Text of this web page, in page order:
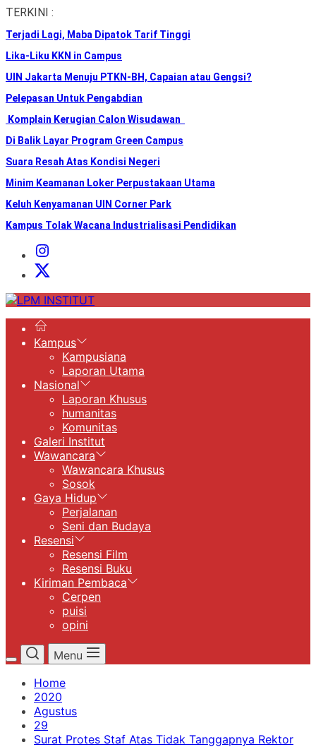
Skip
the
content
TERKINI :
Terjadi Lagi, Maba Dipatok Tarif Tinggi
Lika-Liku KKN in Campus
UIN Jakarta Menuju PTKN-BH, Capaian atau Gengsi?
Pelepasan Untuk Pengabdian
Komplain Kerugian Calon Wisudawan
Di Balik Layar Program Green Campus
Suara Resah Atas Kondisi Negeri
Minim Keamanan Loker Perpustakaan Utama
Keluh Kenyamanan UIN Corner Park
Kampus Tolak Wacana Industrialisasi Pendidikan
Instagram
Institut
X
LPM
Kampus
Kampusiana
Laporan Utama
Nasional
Laporan Khusus
humanitas
Komunitas
Galeri Institut
Wawancara
Wawancara Khusus
Sosok
Gaya Hidup
Perjalanan
Seni dan Budaya
Resensi
Resensi Film
Resensi Buku
Kiriman Pembaca
Cerpen
puisi
opini
Menu
Home
2020
Agustus
29
Surat Protes Staf Atas Tidak Tanggapnya Rektor